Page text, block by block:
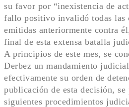
su favor por “inexistencia de
fallo positivo invalidó todas las
emitidas anteriormente contra
final de esta extensa batalla
A principios de este mes, se
Derbez un mandamiento
efectivamente su orden de
publicación de esta decisión, se
siguientes procedimientos